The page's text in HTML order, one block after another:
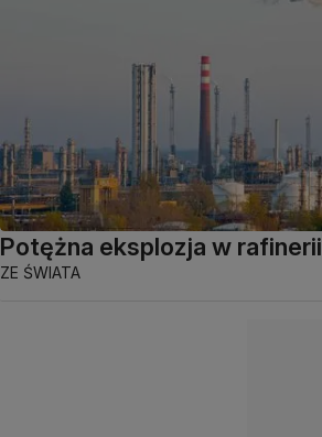
Potężna eksplozja w rafinerii
ZE ŚWIATA